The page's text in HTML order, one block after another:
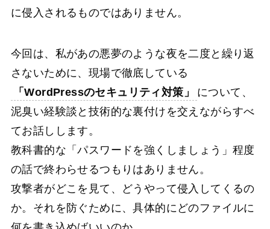
に侵入されるものではありません。
今回は、私があの悪夢のような夜を二度と繰り返
さないために、現場で徹底している
「WordPressのセキュリティ対策」
について、
泥臭い経験談と技術的な裏付けを交えながらすべ
てお話しします。
教科書的な「パスワードを強くしましょう」程度
の話で終わらせるつもりはありません。
攻撃者がどこを見て、どうやって侵入してくるの
か。それを防ぐために、具体的にどのファイルに